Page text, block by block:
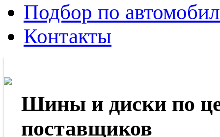
Подбор по
Контакты
Шины и диски по
поставщиков